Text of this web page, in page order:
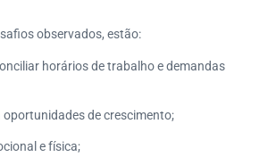
observados, estão:
horários de trabalho e demandas
oportunidades de crescimento;
e física;